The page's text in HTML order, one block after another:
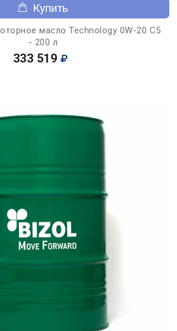
Купить
масло Technology 0W-20 C5
- 200 л
333 519